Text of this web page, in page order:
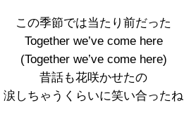
この季節では当たり前だった
Together we’ve come here
(Together we’ve come here)
昔話も花咲かせたの
涙しちゃうくらいに笑い合ったね